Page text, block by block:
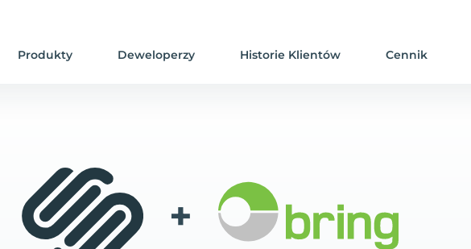
Produkty Deweloperzy Historie Klientów Cennik
+